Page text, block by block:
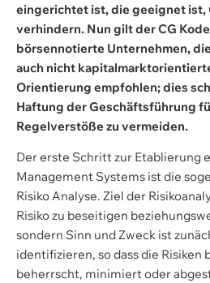
eingerichtet ist, die geeignet ist,
verhindern. Nun gilt der CG
börsennotierte Unternehmen,
auch nicht
Orientierung empfohlen; dies
Haftung der Geschäftsführung
Regelverstöße zu vermeiden.
Der erste Schritt zur Etablierung
Management Systems ist die
Risiko Analyse. Ziel der
Risiko zu beseitigen
sondern Sinn und Zweck ist
identifizieren, so dass die Risiken
beherrscht, minimiert oder